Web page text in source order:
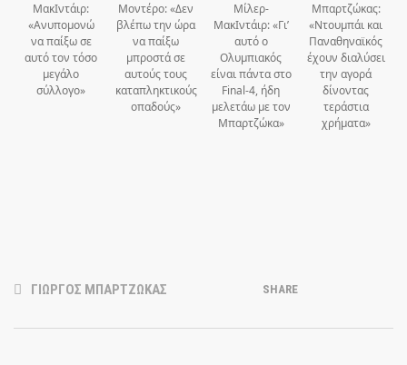
ΜακΙντάιρ:
«Ανυπομονώ
να παίξω σε
αυτό τον τόσο
μεγάλο
σύλλογο»
Μοντέρο: «Δεν
βλέπω την ώρα
να παίξω
μπροστά σε
αυτούς τους
καταπληκτικούς
οπαδούς»
Μίλερ-
ΜακΙντάιρ: «Γι’
αυτό ο
Ολυμπιακός
είναι πάντα στο
Final-4, ήδη
μελετάω με τον
Μπαρτζώκα»
Μπαρτζώκας:
«Ντουμπάι και
Παναθηναϊκός
έχουν διαλύσει
την αγορά
δίνοντας
τεράστια
χρήματα»
ΓΙΩΡΓΟΣ ΜΠΑΡΤΖΩΚΑΣ SHARE